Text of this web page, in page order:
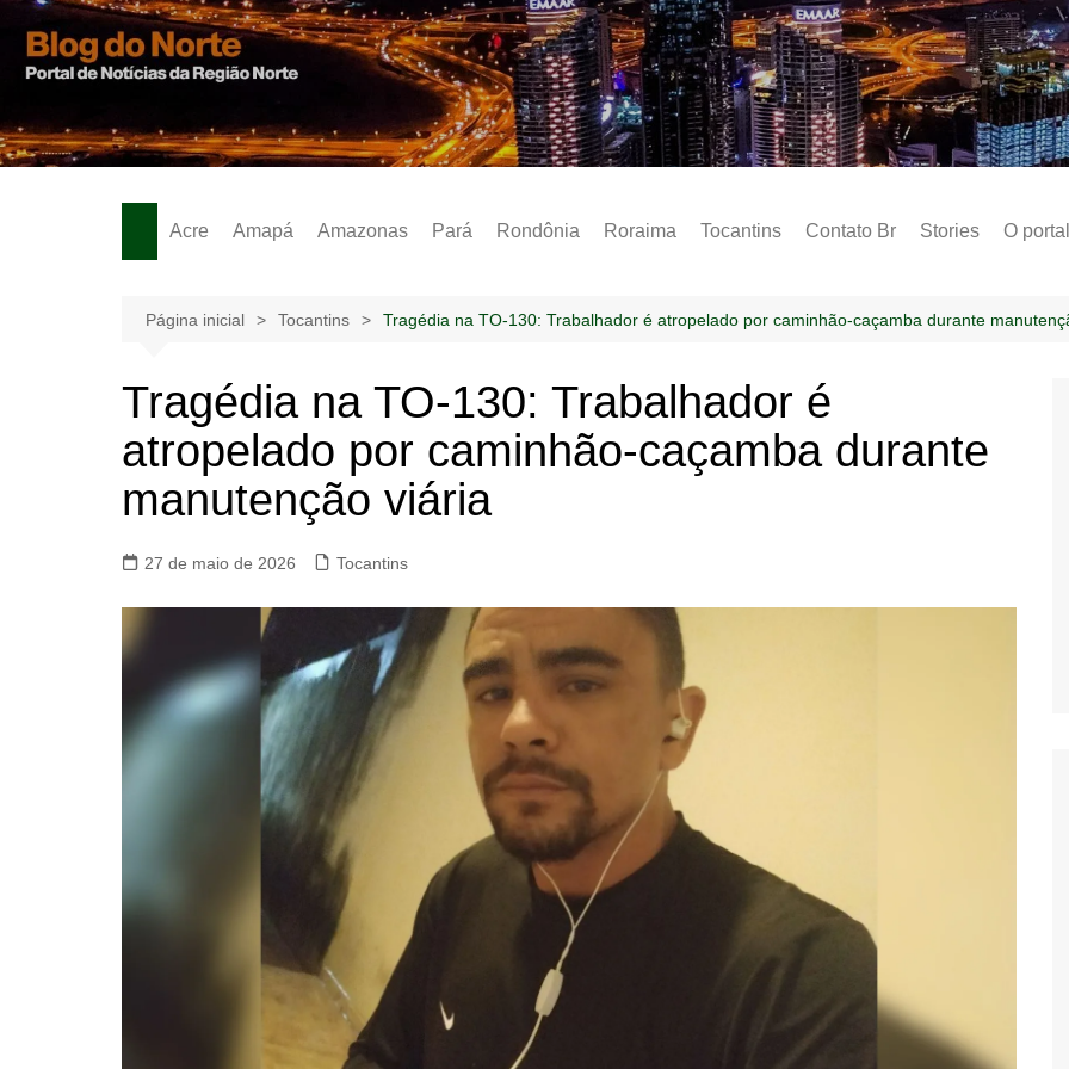
para
Notícias –
Acre Amapá Amazonas Pará Rondônia Roraima Tocantins Contato Br Stories O portal
Sobre
Página inicial Tocantins Tragédia na TO-130: Trabalhador é atropelado por caminhão-caçamba durante
Tragédia na TO-130: Trabalhador é
atropelado por caminhão-caçamba durante
manutenção viária
27 de maio de 2026 Tocantins